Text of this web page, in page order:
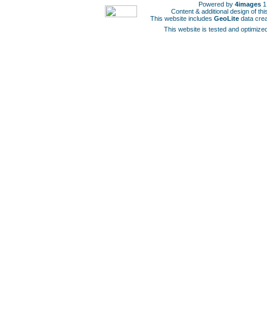
Powered by 4images
Content & additional design of
This website includes GeoLite data
This website is tested and